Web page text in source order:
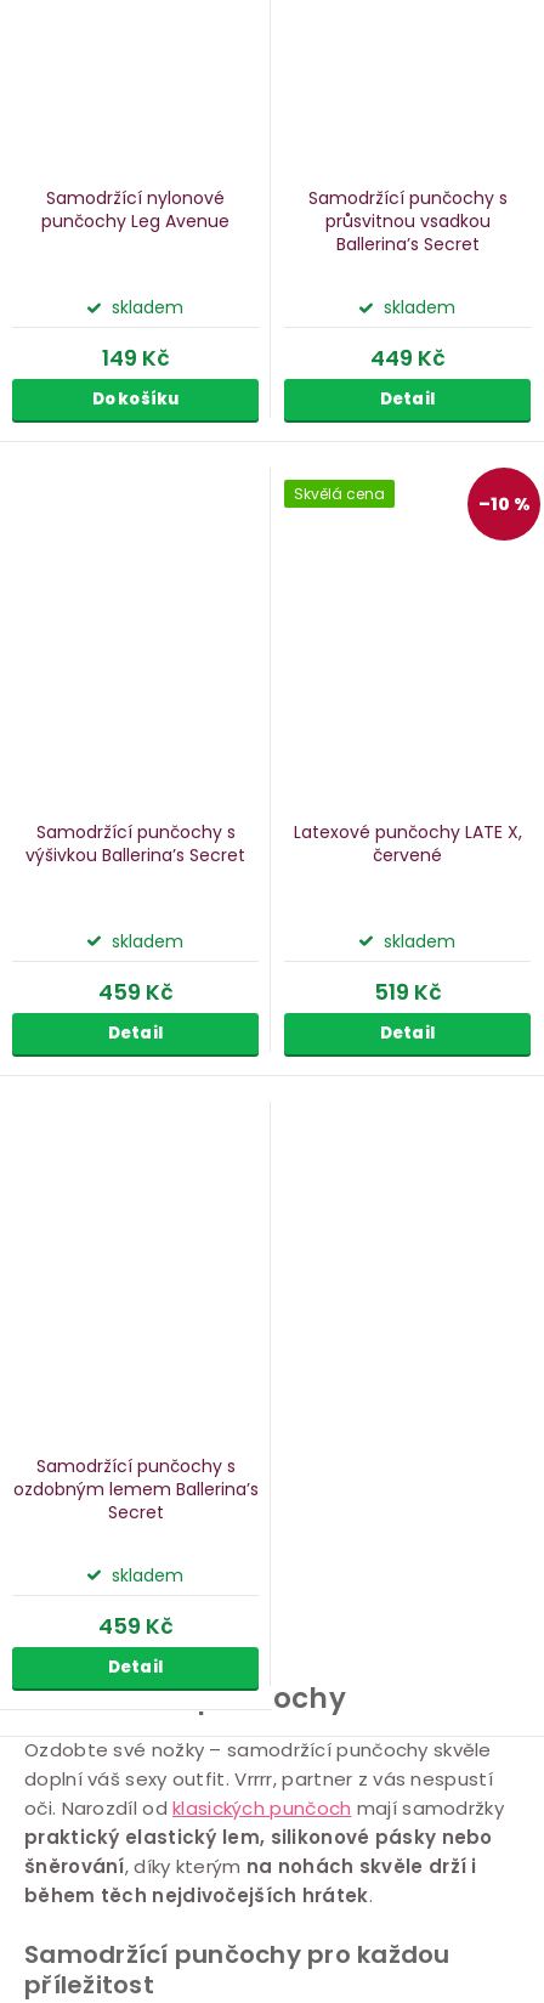
Samodržící nylonové
punčochy Leg Avenue
skladem
149 Kč
Do košíku
Samodržící punčochy s
průsvitnou vsadkou
Ballerina’s Secret
skladem
449 Kč
Detail
Samodržící punčochy s
výšivkou Ballerina’s Secret
skladem
459 Kč
Detail
Skvělá cena –10 %
Latexové punčochy LATE X,
červené
skladem
519 Kč
Detail
Samodržící punčochy s
ozdobným lemem Ballerina’s
Secret
skladem
459 Kč
Detail
Samodržící punčochy
Ozdobte své nožky – samodržící punčochy skvěle
doplní váš sexy outfit. Vrrrr, partner z vás nespustí
oči. Narozdíl odklasických punčoch mají samodržky
praktický elastický lem, silikonové pásky nebo
šněrování, díky kterým na nohách skvěle drží i
během těch nejdivočejších hrátek.
Samodržící punčochy pro každou
příležitost